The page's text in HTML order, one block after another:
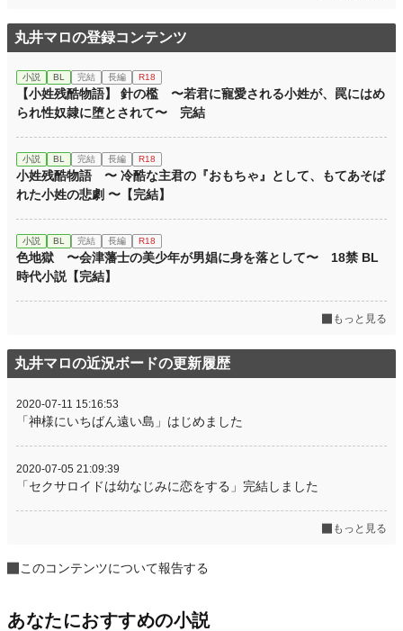
丸井マロの登録コンテンツ
小説 BL 完結 長編 R18
【小姓残酷物語】 針の檻 〜若君に寵愛される小姓が、罠にはめ
られ性奴隷に堕とされて〜 完結
小説 BL 完結 長編 R18
小姓残酷物語 〜 冷酷な主君の『おもちゃ』として、もてあそば
れた小姓の悲劇 〜【完結】
小説 BL 完結 長編 R18
色地獄 〜会津藩士の美少年が男娼に身を落として〜 18禁 BL
時代小説【完結】
もっと見る
丸井マロの近況ボードの更新履歴
2020-07-11 15:16:53
「神様にいちばん遠い島」はじめました
2020-07-05 21:09:39
「セクサロイドは幼なじみに恋をする」完結しました
もっと見る
このコンテンツについて報告する
あなたにおすすめの小説